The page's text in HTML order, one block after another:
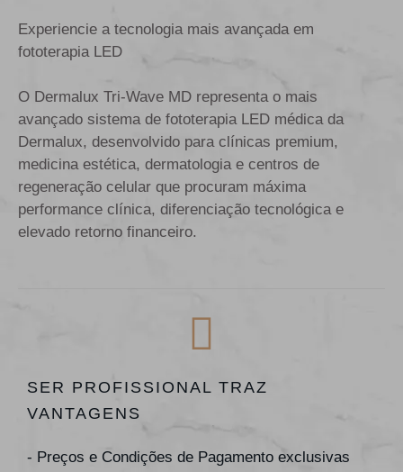
Experiencie a tecnologia mais avançada em
fototerapia LED
O Dermalux Tri-Wave MD representa o mais
avançado sistema de fototerapia LED médica da
Dermalux, desenvolvido para clínicas premium,
medicina estética, dermatologia e centros de
regeneração celular que procuram máxima
performance clínica, diferenciação tecnológica e
elevado retorno financeiro.
SER PROFISSIONAL TRAZ
VANTAGENS
- Preços e Condições de Pagamento exclusivas